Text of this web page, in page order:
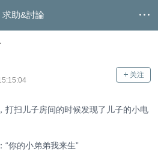
求助&討論
关注
打扫儿子房间的时候发现了儿子的小电
“你的小弟弟我来生”